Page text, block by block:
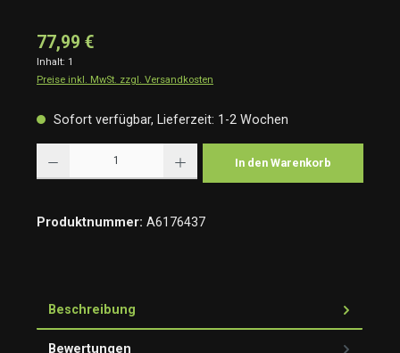
77,99 €
Inhalt: 1
Preise inkl. MwSt. zzgl. Versandkosten
Sofort verfügbar, Lieferzeit: 1-2 Wochen
In den Warenkorb
Produktnummer: A6176437
Beschreibung
Bewertungen